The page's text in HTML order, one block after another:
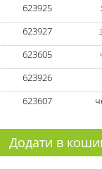
623925
623927
623605
623926
623607
Додати в